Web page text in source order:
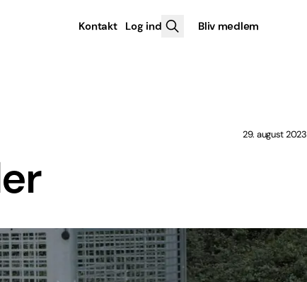
Kontakt Log ind Bliv medlem
29. august 2023